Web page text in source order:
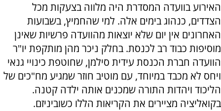
האירוע בוועדה המסדרת היה מלווה בצעקות מכל
הצדדים, כנהוג בימים אלה. למי שהחמיץ, בשבועות
האחרונים אין יום שלא יוצאות מהוועדה פרשיות שאינן
מוסיפות כבוד רב לכנסת. בחלק ניכר מהן מותקפת יו"ר
הוועדה חברת הכנסת עידית סילמן, שחוטפת כינויי גנאי
ויחס לא מכבד במיוחד, עם מוטיב חוזר שמגיע מח"כים של
הליכוד ויהדות התורה שמכנים אותה ילדה קטנה.
בקואליציה מציירים את הקריאות הללו כשוביניזם.